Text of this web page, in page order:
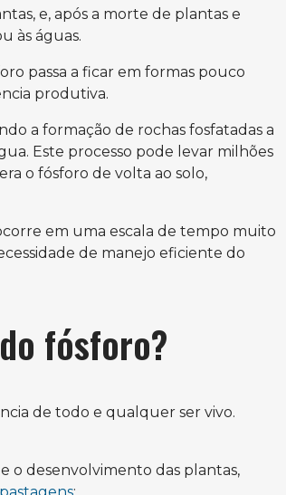
e, após a morte de plantas e
às águas.
passa a ficar em formas pouco
produtiva.
a formação de rochas fosfatadas a
Este processo pode levar milhões
o fósforo de volta ao solo,
em uma escala de tempo muito
de manejo eficiente do
fósforo?
de todo e qualquer ser vivo.
o desenvolvimento das plantas,